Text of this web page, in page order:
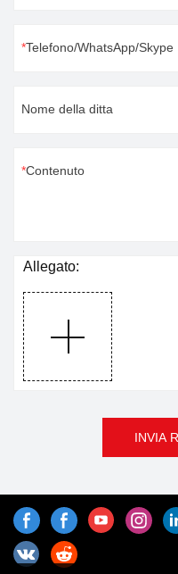
Telefono/WhatsApp/Skype
Nome della ditta
Contenuto
Allegato:
INVIA